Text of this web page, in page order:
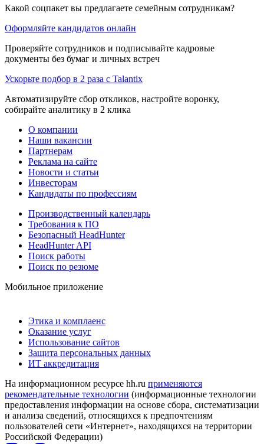
Какой соцпакет вы предлагаете семейным сотрудникам?
Оформляйте кандидатов онлайн
Проверяйте сотрудников и подписывайте кадровые
документы без бумаг и личных встреч
Ускорьте подбор в 2 раза с Talantix
Автоматизируйте сбор откликов, настройте воронку,
собирайте аналитику в 2 клика
О компании
Наши вакансии
Партнерам
Реклама на сайте
Новости и статьи
Инвесторам
Кандидаты по профессиям
Производственный календарь
Требования к ПО
Безопасный HeadHunter
HeadHunter API
Поиск работы
Поиск по резюме
Мобильное приложение
Этика и комплаенс
Оказание услуг
Использование сайтов
Защита персональных данных
ИТ аккредитация
На информационном ресурсе hh.ru применяются
рекомендательные технологии (информационные технологии
предоставления информации на основе сбора, систематизации
и анализа сведений, относящихся к предпочтениям
пользователей сети «Интернет», находящихся на территории
Российской Федерации)